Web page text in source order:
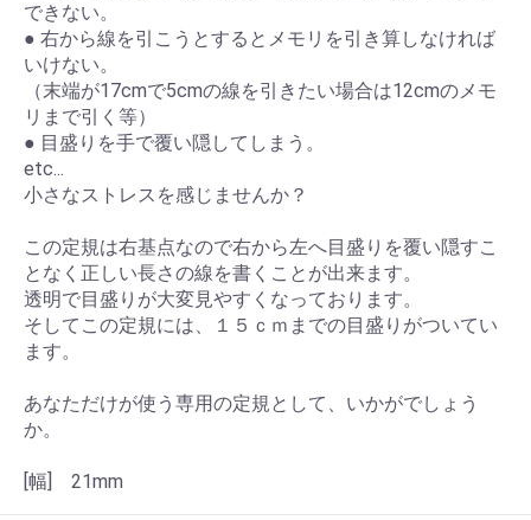
できない。
● 右から線を引こうとするとメモリを引き算しなければ
いけない。
（末端が17cmで5cmの線を引きたい場合は12cmのメモ
リまで引く等）
● 目盛りを手で覆い隠してしまう。
etc...
小さなストレスを感じませんか？
この定規は右基点なので右から左へ目盛りを覆い隠すこ
となく正しい長さの線を書くことが出来ます。
透明で目盛りが大変見やすくなっております。
そしてこの定規には、１５ｃｍまでの目盛りがついてい
ます。
あなただけが使う専用の定規として、いかがでしょう
か。
[幅] 21mm